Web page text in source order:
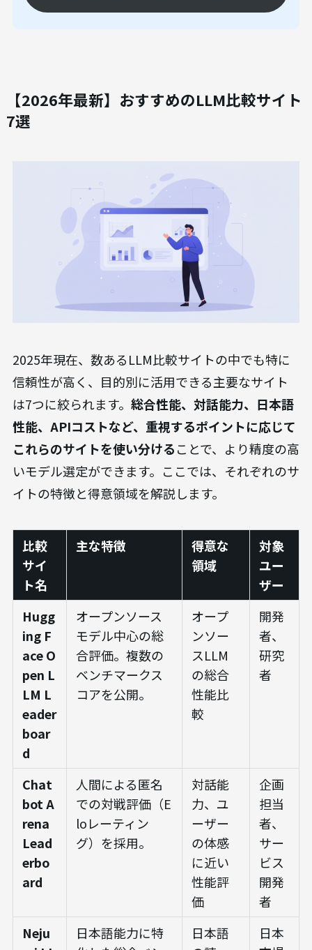
【2026年最新】おすすめのLLM比較サイト
7選
2025年現在、数あるLLM比較サイトの中でも特に
信頼性が高く、目的別に活用できる主要なサイト
は7つに絞られます。 総合性能、対話能力、日本語
性能、APIコストなど、重視するポイントに応じて
これらのサイトを使い分けることで、より精度の高
いモデル選定ができます。ここでは、それぞれのサ
イトの特徴と得意領域を解説します。
比較
サイ
ト名
主な特徴
得意な
領域
対象
ユー
ザー
Hugg
ing F
ace O
pen L
LM L
eader
boar
d
オープンソース
モデル中心の総
合評価。複数の
ベンチマークス
コアを公開。
オープ
ンソー
スLLM
の総合
性能比
較
開発
者、
研究
者
Chat
bot A
rena
Lead
erbo
ard
人間による匿名
での対戦評価（E
loレーティン
グ）を採用。
対話能
力、ユ
ーザー
の体感
に近い
性能評
価
企画
担当
者、
サー
ビス
開発
者
Neju
日本語能力に特
日本語
日本